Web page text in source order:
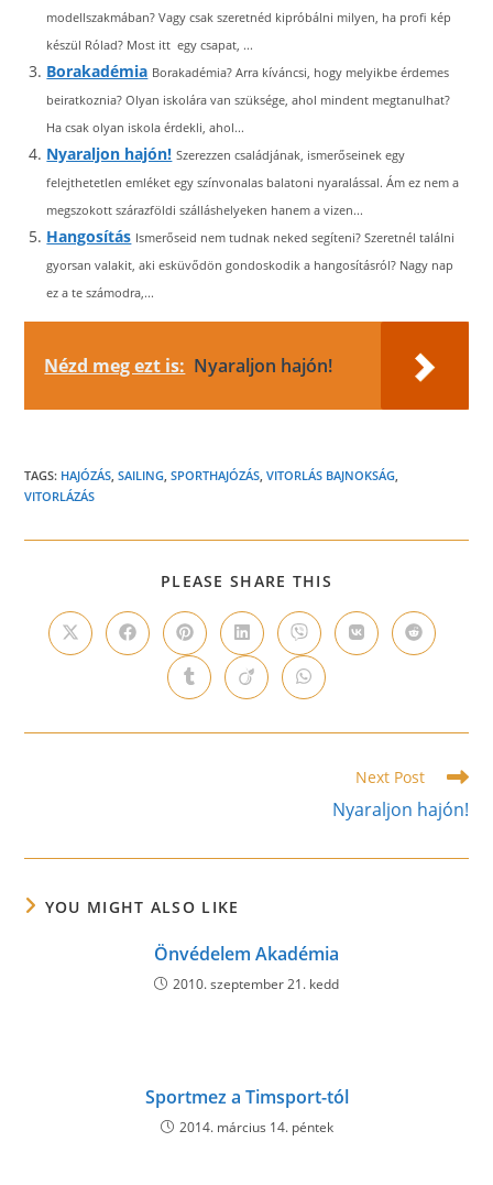
modellszakmában? Vagy csak szeretnéd kipróbálni milyen, ha profi kép
készül Rólad? Most itt egy csapat, ...
Borakadémia Borakadémia? Arra kíváncsi, hogy melyikbe érdemes
beiratkoznia? Olyan iskolára van szüksége, ahol mindent megtanulhat?
Ha csak olyan iskola érdekli, ahol...
Nyaraljon hajón! Szerezzen családjának, ismerőseinek egy
felejthetetlen emléket egy színvonalas balatoni nyaralással. Ám ez nem a
megszokott szárazföldi szálláshelyeken hanem a vizen...
Hangosítás Ismerőseid nem tudnak neked segíteni? Szeretnél találni
gyorsan valakit, aki esküvődön gondoskodik a hangosításról? Nagy nap
ez a te számodra,...
Nézd meg ezt is: Nyaraljon hajón!
TAGS: HAJÓZÁS, SAILING, SPORTHAJÓZÁS, VITORLÁS BAJNOKSÁG,
VITORLÁZÁS
PLEASE SHARE THIS
CONTENT
Opens
in
Opens
in
window
Opens
in
a
new
window
Opens
in
a
new
window
Opens
in
a
new
window
Opens
in
Opens
in
Opens
in
new
Opens
in
new
Opens
in
new
Next Post
Nyaraljon hajón!
YOU MIGHT ALSO LIKE
Önvédelem Akadémia
2010. szeptember 21. kedd
Sportmez a Timsport-tól
2014. március 14. péntek